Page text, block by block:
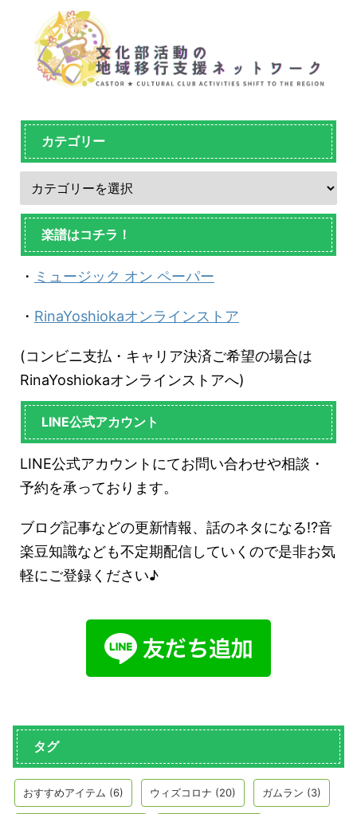
カテゴリー
楽譜はコチラ！
・ ミュージック オン ペーパー
・ RinaYoshiokaオンラインストア
(コンビニ支払・キャリア決済ご希望の場合は
RinaYoshiokaオンラインストアへ)
LINE公式アカウント
LINE公式アカウントにてお問い合わせや相談・
予約を承っております。
ブログ記事などの更新情報、話のネタになる!?音
楽豆知識なども不定期配信していくので是非お気
軽にご登録ください♪
タグ
おすすめアイテム (6) ウィズコロナ (20) ガムラン (3)